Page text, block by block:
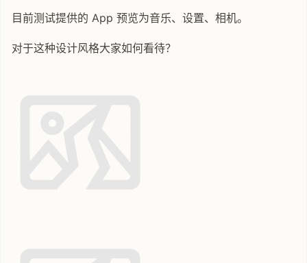
目前测试提供的 App 预览为音乐、设置、相机。
对于这种设计风格大家如何看待？